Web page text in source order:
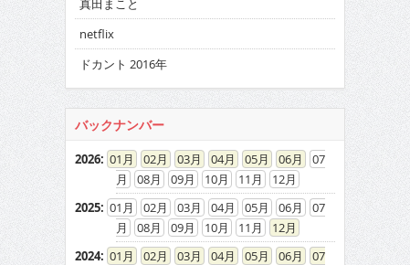
真田まこと
netflix
ドカント 2016年
バックナンバー
2026: 01 02 03 04 05 06
07
08
09 10 11
12
2025: 01 02 03 04 05 06
07
08
09 10 11
12
2024: 01 02 03 04 05 06
07